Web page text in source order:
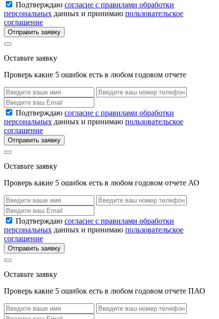
Подтверждаю согласие с правилами обработки
персональных данных и принимаю пользовательское
соглашение
Отправить заявку
Оставьте заявку
Проверь какие 5 ошибок есть в любом годовом отчете
Подтверждаю согласие с правилами обработки
персональных данных и принимаю пользовательское
соглашение
Отправить заявку
Оставьте заявку
Проверь какие 5 ошибок есть в любом годовом отчете АО
Подтверждаю согласие с правилами обработки
персональных данных и принимаю пользовательское
соглашение
Отправить заявку
Оставьте заявку
Проверь какие 5 ошибок есть в любом годовом отчете ПАО